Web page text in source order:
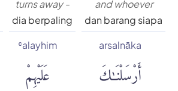
and whoever
dan barang siapa
turns away -
dia berpaling
arsalnāka
أَرْسَلْنَٰكَ
ʿalayhim
عَلَيْهِمْ